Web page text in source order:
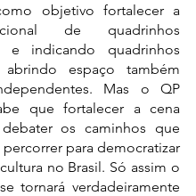
objetivo fortalecer a
de quadrinhos
e indicando quadrinhos
abrindo espaço também
Mas o QP
que fortalecer a cena
os caminhos que
para democratizar
no Brasil. Só assim o
tornará verdadeiramente